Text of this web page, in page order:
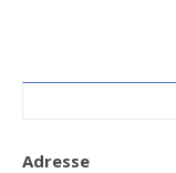
Adresse